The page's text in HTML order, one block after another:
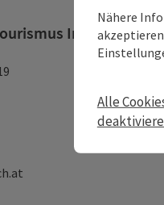
Information
Nähere
akzeptieren
Alle